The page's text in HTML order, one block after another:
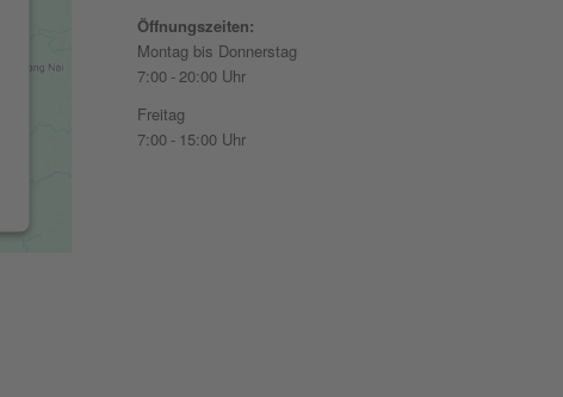
Öffnungszeiten:
Montag bis Donnerstag
7:00 - 20:00 Uhr
Freitag
7:00 - 15:00 Uhr